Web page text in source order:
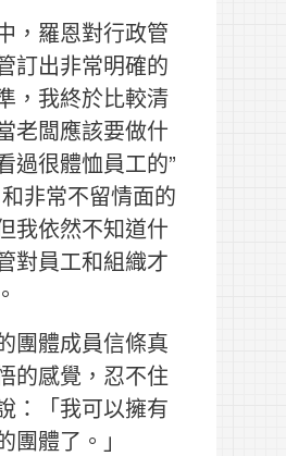
，羅恩對行政管
訂出非常明確的
，我終於比較清
老闆應該要做什
過很體恤員工的”
非常不留情面的
我依然不知道什
對員工和組織才
團體成員信條真
的感覺，忍不住
：「我可以擁有
團體了。」